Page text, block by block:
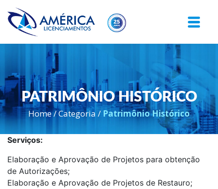
PATRIMÔNIO HISTÓRICO
Home/Categoria / Patrimônio Histórico
Serviços:
Elaboração e Aprovação de Projetos para obtenção
de Autorizações;
Elaboração e Aprovação de Projetos de Restauro;